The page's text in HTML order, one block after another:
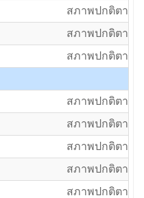
สภาพปกติตาม
สภาพปกติตาม
สภาพปกติตาม
สภาพปกติตาม
สภาพปกติตาม
สภาพปกติตาม
สภาพปกติตาม
สภาพปกติตาม